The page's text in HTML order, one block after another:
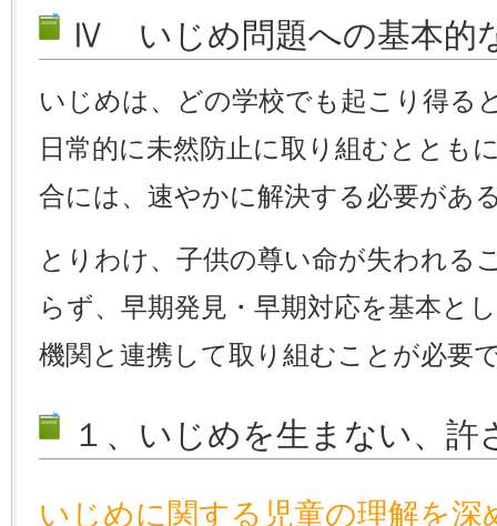
Ⅳ いじめ問題への基本的
いじめは、どの学校でも起こり得る
日常的に未然防止に取り組むととも
合には、速やかに解決する必要があ
とりわけ、子供の尊い命が失われる
らず、早期発見・早期対応を基本と
機関と連携して取り組むことが必要
１、いじめを生まない、許
いじめに関する児童の理解を深